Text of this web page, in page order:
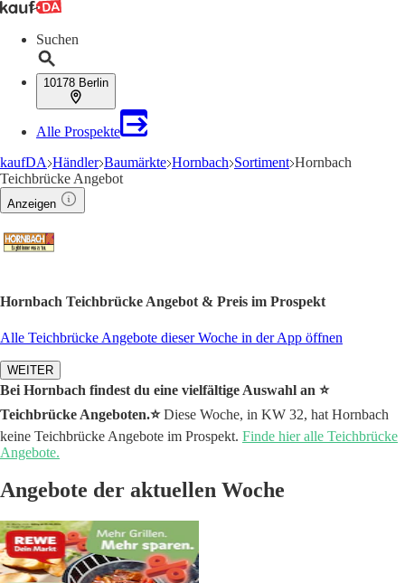
Suchen
10178 Berlin
Alle Prospekte
kaufDA Händler Baumärkte Hornbach Sortiment Hornbach
Teichbrücke Angebot
Anzeigen
Hornbach Teichbrücke Angebot & Preis im Prospekt
Alle Teichbrücke Angebote dieser Woche in der App öffnen
WEITER
Bei Hornbach findest du eine vielfältige Auswahl an ⭐️
Teichbrücke Angeboten.⭐️Diese Woche, in KW 32, hat Hornbach
keine Teichbrücke Angebote im Prospekt. Finde hier alle Teichbrücke
Angebote.
Angebote der aktuellen Woche